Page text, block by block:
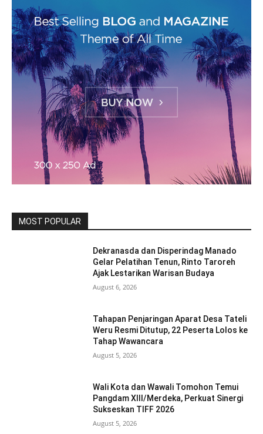
MOST POPULAR
Dekranasda dan Disperindag Manado
Gelar Pelatihan Tenun, Rinto Taroreh
Ajak Lestarikan Warisan Budaya
August 6, 2026
Tahapan Penjaringan Aparat Desa Tateli
Weru Resmi Ditutup, 22 Peserta Lolos ke
Tahap Wawancara
August 5, 2026
Wali Kota dan Wawali Tomohon Temui
Pangdam XIII/Merdeka, Perkuat Sinergi
Sukseskan TIFF 2026
August 5, 2026